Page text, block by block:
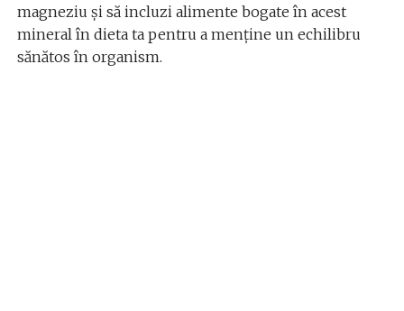
magneziu și să incluzi alimente bogate în acest
mineral în dieta ta pentru a menține un echilibru
sănătos în organism.